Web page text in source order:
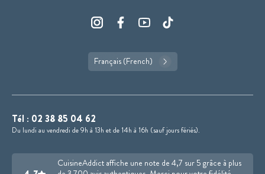
Français (French)
Tél : 02 38 85 04 62
Du lundi au vendredi de 9h à 13h et de 14h à 16h (sauf jours fériés).
CuisineAddict affiche une note de 4,7 sur 5 grâce à plus